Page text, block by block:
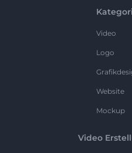
Video
Logo
Website
Mockup
Video